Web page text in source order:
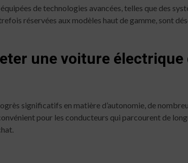
de technologies avancées, telles que des
réservées aux modèles haut de gamme, sont
une voiture électrique
significatifs en matière d’autonomie, de
pour les conducteurs qui parcourent de